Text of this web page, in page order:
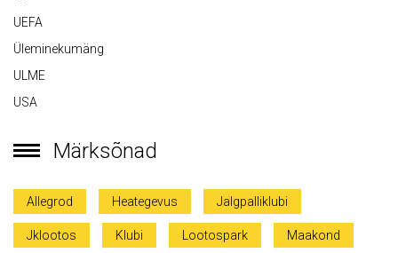
UEFA
Üleminekumäng
ULME
USA
Märksõnad
Allegrod Heategevus Jalgpalliklubi
Jklootos Klubi Lootospark Maakond